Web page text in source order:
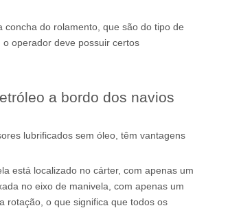
do rolamento, que são do tipo de
operador deve possuir certos
a bordo dos navios
lubrificados sem óleo, têm vantagens
está localizado no cárter, com apenas um
no eixo de manivela, com apenas um
rotação, o que significa que todos os